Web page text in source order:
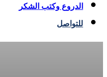
الدروع وكتب الشكر
للتواصل